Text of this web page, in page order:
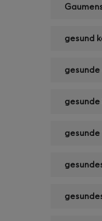
gesund
gesunde
gesunde